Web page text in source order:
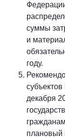
суммы
и
году.
декабря
плановый